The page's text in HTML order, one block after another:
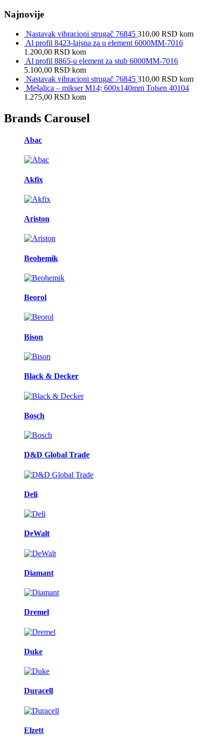
Najnovije
Nastavak vibracioni strugač 76845 310,00 RSD kom
Al profil 8423-lajsna za u element 6000MM-7016
1.200,00 RSD kom
Al profil 8865-u element za stub 6000MM-7016
5.100,00 RSD kom
Nastavak vibracioni strugač 76845 310,00 RSD kom
Mešalica – mikser M14; 600x140mm Tolsen 40104
1.275,00 RSD kom
Brands Carousel
Abac
Akfix
Ariston
Beohemik
Beorol
Bison
Black & Decker
Bosch
D&D Global Trade
Deli
DeWalt
Diamant
Dremel
Duke
Duracell
Elzett